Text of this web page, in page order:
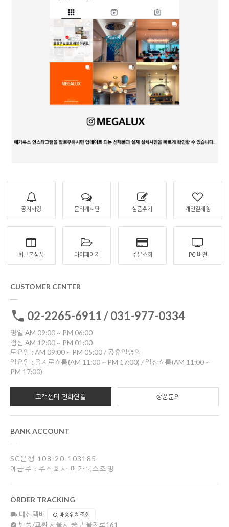
공지사항 문의게시판 상품후기 개인결제창
최근본상품 마이페이지 주문조회 PC 버젼
CUSTOMER CENTER
02-2265-6911 / 031-977-0334
평일 AM 09:00 ~ PM 06:00
점심 AM 12:00 ~ PM 01:00
토요일 : AM 09:00 ~ PM 05:00 / 공휴일영업
일요일 : 을지로쇼룸(AM 11:00 ~ PM 17:00) / 일산쇼룸(AM 11:00 ~
PM 17:00)
고객센터 전화연결 상품문의
BANK ACCOUNT
SC은행 108-20-103185
예금주 : 주식회사 메가룩스조명
ORDER TRACKING
대신택배 배송위치조회
반품/교환 서울시 중구 을지로161